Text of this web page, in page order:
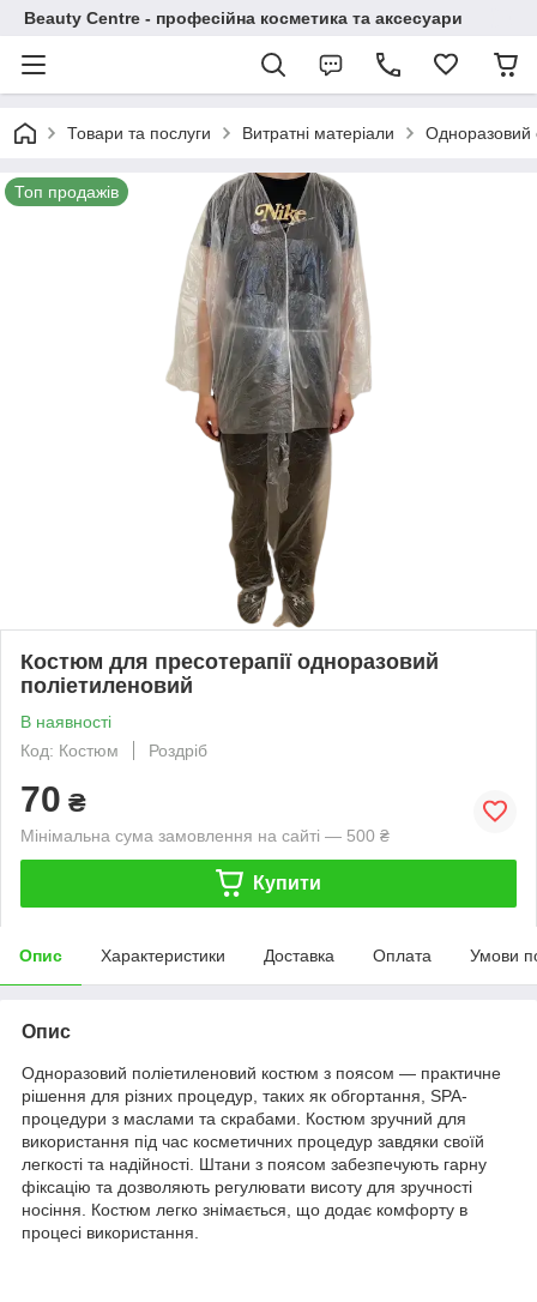
Beauty Centre - професійна косметика та аксесуари
Товари та послуги Витратні матеріали Одноразовий
Топ продажів
Костюм для пресотерапії одноразовий
поліетиленовий
В наявності
Код: Костюм
Роздріб
70 ₴
Мінімальна сума замовлення на сайті — 500 ₴
Купити
Опис Характеристики Доставка Оплата Умови
Опис
Одноразовий поліетиленовий костюм з поясом — практичне
рішення для різних процедур, таких як обгортання, SPA-
процедури з маслами та скрабами. Костюм зручний для
використання під час косметичних процедур завдяки своїй
легкості та надійності. Штани з поясом забезпечують гарну
фіксацію та дозволяють регулювати висоту для зручності
носіння. Костюм легко знімається, що додає комфорту в
процесі використання.